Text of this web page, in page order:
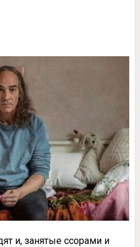
и, занятые ссорами и